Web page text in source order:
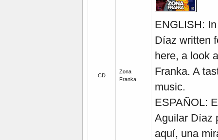
CD
Zona
Franka
ENGLISH:
Díaz written
here, a look
Franka. A
music.
ESPAÑOL:
Aguilar Díaz
aquí, una